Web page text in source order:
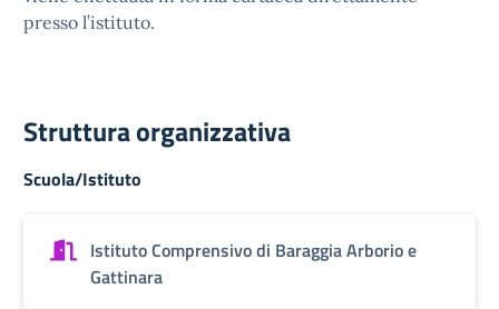
presso l’istituto.
Struttura organizzativa
Scuola/Istituto
Istituto Comprensivo di Baraggia Arborio e
Gattinara